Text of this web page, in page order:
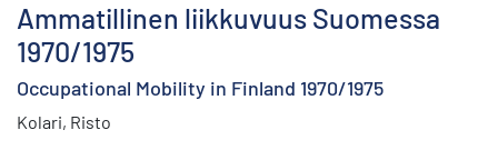
Ammatillinen liikkuvuus Suomessa
1970/1975
Occupational Mobility in Finland 1970/1975
Kolari, Risto